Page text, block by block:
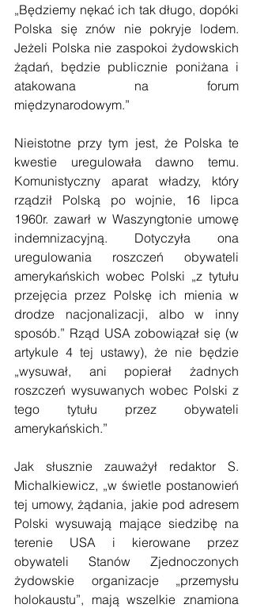
„Będziemy nękać ich tak długo, dopóki
Polska się znów nie pokryje lodem.
Jeżeli Polska nie zaspokoi żydowskich
żądań, będzie publicznie poniżana i
atakowana na forum
międzynarodowym.”
Nieistotne przy tym jest, że Polska te
kwestie uregulowała dawno temu.
Komunistyczny aparat władzy, który
rządził Polską po wojnie, 16 lipca
1960r. zawarł w Waszyngtonie umowę
indemnizacyjną. Dotyczyła ona
uregulowania roszczeń obywateli
amerykańskich wobec Polski „z tytułu
przejęcia przez Polskę ich mienia w
drodze nacjonalizacji, albo w inny
sposób.” Rząd USA zobowiązał się (w
artykule 4 tej ustawy), że nie będzie
„wysuwał, ani popierał żadnych
roszczeń wysuwanych wobec Polski z
tego tytułu przez obywateli
amerykańskich.”
Jak słusznie zauważył redaktor S.
Michalkiewicz, „w świetle postanowień
tej umowy, żądania, jakie pod adresem
Polski wysuwają mające siedzibę na
terenie USA i kierowane przez
obywateli Stanów Zjednoczonych
żydowskie organizacje „przemysłu
holokaustu”, mają wszelkie znamiona